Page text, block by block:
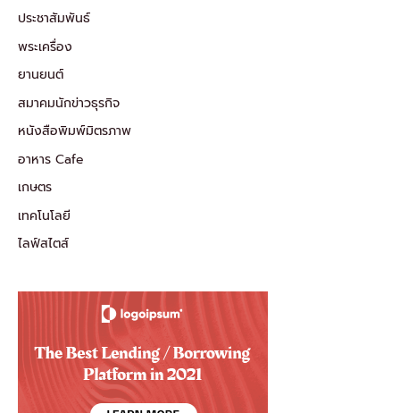
ประชาสัมพันธ์
พระเครื่อง
ยานยนต์
สมาคมนักข่าวธุรกิจ
หนังสือพิมพ์มิตรภาพ
อาหาร Cafe
เกษตร
เทคโนโลยี
ไลฟ์สไตส์